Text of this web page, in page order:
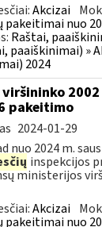
Akcizai
pakeitimai nuo
Raštai,
paaiškinimai) »
2024
viršininko
pakeitimo
2024-01-29
nuo 2024 m.
inspekcijos
ministerijos
Akcizai
pakeitimai nuo